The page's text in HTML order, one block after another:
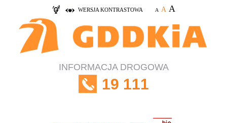
WERSJA KONTRASTOWA A A A
INFORMACJA DROGOWA
19 111